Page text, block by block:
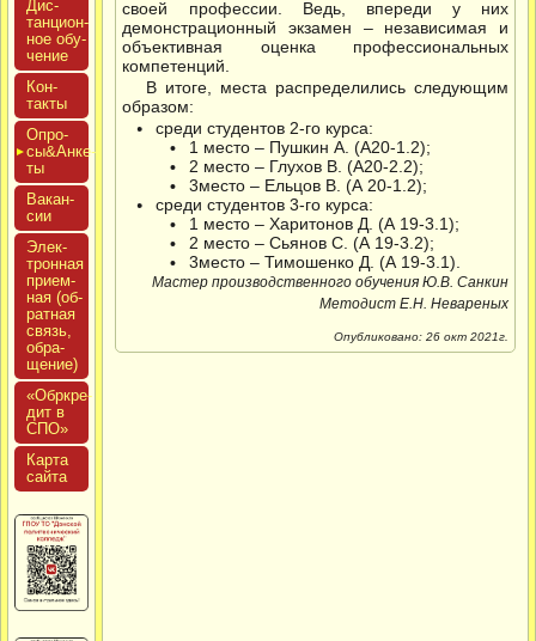
Дис­
танци­он­
ное обу­
чение
Кон­
такты
Опро­
сы&Анке­
ты
Вакан­
сии
Элек­
трон­ная
при­ем­
ная (об­
ратная
связь,
об­ра­
щение)
«Обркре­
дит в
СПО»
Кар­та
сай­та
своей профессии. Ведь, впереди у них
демонстрационный экзамен – независимая и
объективная оценка профессиональных
компетенций.
В итоге, места распределились следующим
образом:
среди студентов 2-го курса:
1 место – Пушкин А. (А20-1.2);
2 место – Глухов В. (А20-2.2);
3место – Ельцов В. (А 20-1.2);
среди студентов 3-го курса:
1 место – Харитонов Д. (А 19-3.1);
2 место – Сьянов С. (А 19-3.2);
3место – Тимошенко Д. (А 19-3.1).
Мастер производственного обучения Ю.В. Санкин
Методист Е.Н. Невареных
Опубликовано: 26 окт 2021г.